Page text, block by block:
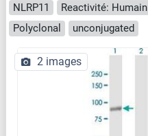
NLRP11 Reactivité: Humain
Polyclonal
unconjugated
2 images